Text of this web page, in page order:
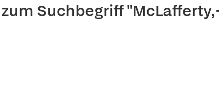
Suchbegriff